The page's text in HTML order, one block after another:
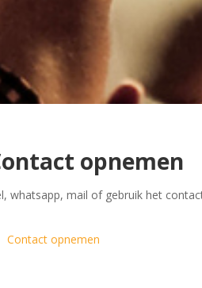
opnemen
whatsapp, mail of gebruik het
Contact opnemen